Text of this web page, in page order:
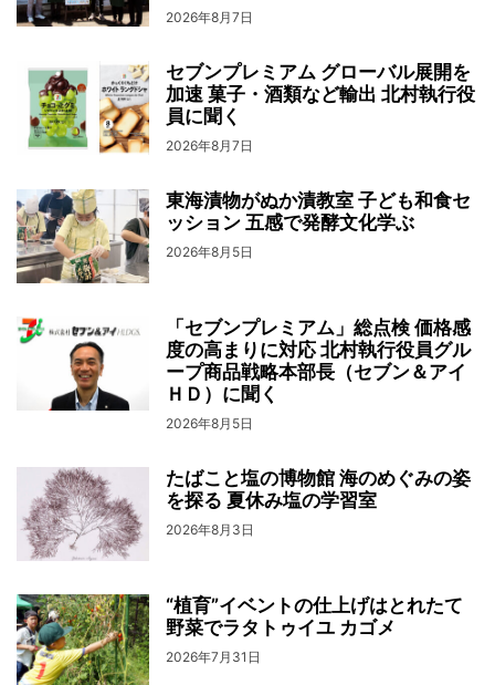
2026年8月7日
セブンプレミアム グローバル展開を
加速 菓子・酒類など輸出 北村執行役
員に聞く
2026年8月7日
東海漬物がぬか漬教室 子ども和食セ
ッション 五感で発酵文化学ぶ
2026年8月5日
「セブンプレミアム」総点検 価格感
度の高まりに対応 北村執行役員グル
ープ商品戦略本部長（セブン＆アイ
ＨＤ）に聞く
2026年8月5日
たばこと塩の博物館 海のめぐみの姿
を探る 夏休み塩の学習室
2026年8月3日
“植育”イベントの仕上げはとれたて
野菜でラタトゥイユ カゴメ
2026年7月31日